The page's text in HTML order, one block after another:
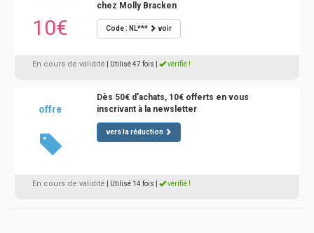
10€
chez Molly Bracken
Code : NL*** voir
En cours de validité | Utilisé 47 fois vérifié !
offre
Dès 50€ d'achats, 10€ offerts en vous
inscrivant à la newsletter
vers la réduction
En cours de validité | Utilisé 14 fois vérifié !